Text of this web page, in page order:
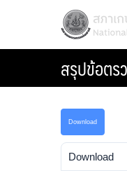
สภาเกษต
National
สรุปข้อตร
Download
Download